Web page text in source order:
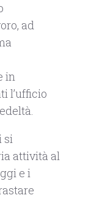
ad
in
l’ufficio
si
attività al
e i